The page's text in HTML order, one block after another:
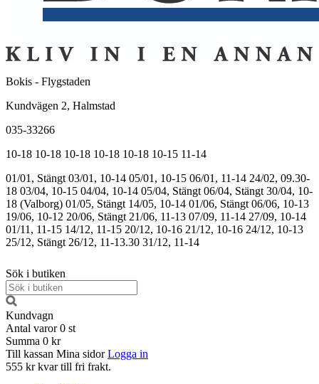
Bokis - Flygstaden
Kundvägen 2, Halmstad
035-33266
10-18 10-18 10-18 10-18 10-18 10-15 11-14
01/01, Stängt 03/01, 10-14 05/01, 10-15 06/01, 11-14 24/02, 09.30-
18 03/04, 10-15 04/04, 10-14 05/04, Stängt 06/04, Stängt 30/04, 10-
18 (Valborg) 01/05, Stängt 14/05, 10-14 01/06, Stängt 06/06, 10-13
19/06, 10-12 20/06, Stängt 21/06, 11-13 07/09, 11-14 27/09, 10-14
01/11, 11-15 14/12, 11-15 20/12, 10-16 21/12, 10-16 24/12, 10-13
25/12, Stängt 26/12, 11-13.30 31/12, 11-14
Sök i butiken
Kundvagn
Antal varor 0 st
Summa 0 kr
Till kassan Mina sidor Logga in
555 kr kvar till fri frakt.